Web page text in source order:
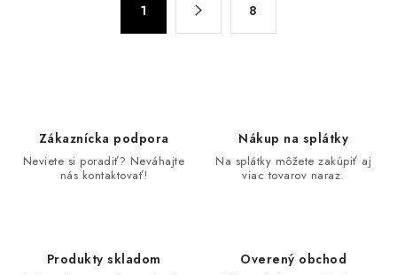
1 8
Zákaznícka podpora
Neviete si poradiť? Neváhajte
nás kontaktovať!
Nákup na splátky
Na splátky môžete zakúpiť aj
viac tovarov naraz.
Produkty skladom Overený obchod